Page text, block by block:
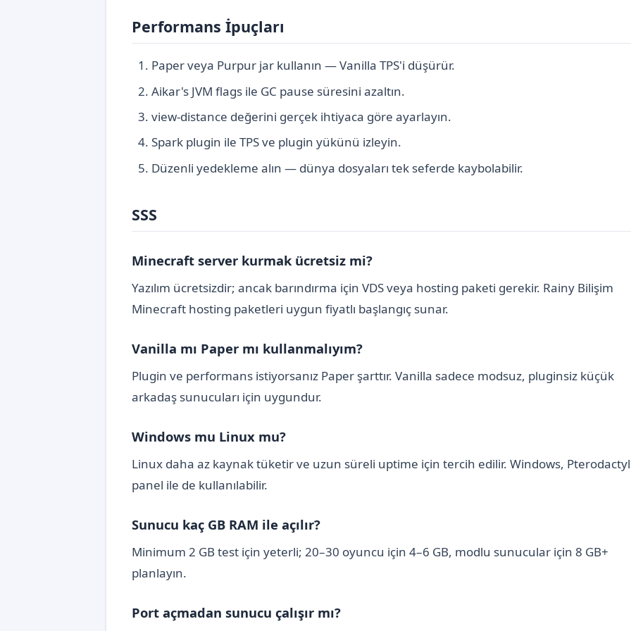
Performans İpuçları
Paper veya Purpur jar kullanın — Vanilla TPS'i düşürür.
Aikar's JVM flags ile GC pause süresini azaltın.
view-distance değerini gerçek ihtiyaca göre ayarlayın.
Spark plugin ile TPS ve plugin yükünü izleyin.
Düzenli yedekleme alın — dünya dosyaları tek seferde kaybolabilir.
SSS
Minecraft server kurmak ücretsiz mi?
Yazılım ücretsizdir; ancak barındırma için VDS veya hosting paketi gerekir. Rainy Bilişim
Minecraft hosting paketleri uygun fiyatlı başlangıç sunar.
Vanilla mı Paper mı kullanmalıyım?
Plugin ve performans istiyorsanız Paper şarttır. Vanilla sadece modsuz, pluginsiz küçük
arkadaş sunucuları için uygundur.
Windows mu Linux mu?
Linux daha az kaynak tüketir ve uzun süreli uptime için tercih edilir. Windows, Pterodactyl
panel ile de kullanılabilir.
Sunucu kaç GB RAM ile açılır?
Minimum 2 GB test için yeterli; 20–30 oyuncu için 4–6 GB, modlu sunucular için 8 GB+
planlayın.
Port açmadan sunucu çalışır mı?